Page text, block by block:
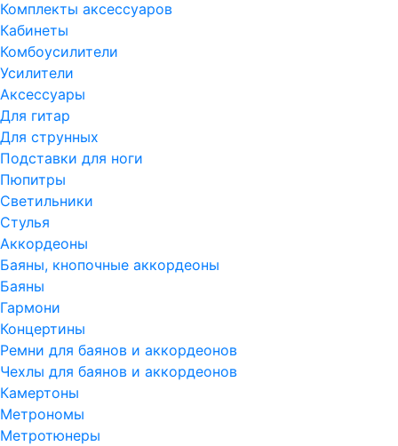
Комплекты аксессуаров
Кабинеты
Комбоусилители
Усилители
Аксессуары
Для гитар
Для струнных
Подставки для ноги
Пюпитры
Светильники
Стулья
Аккордеоны
Баяны, кнопочные аккордеоны
Баяны
Гармони
Концертины
Ремни для баянов и аккордеонов
Чехлы для баянов и аккордеонов
Камертоны
Метрономы
Метротюнеры